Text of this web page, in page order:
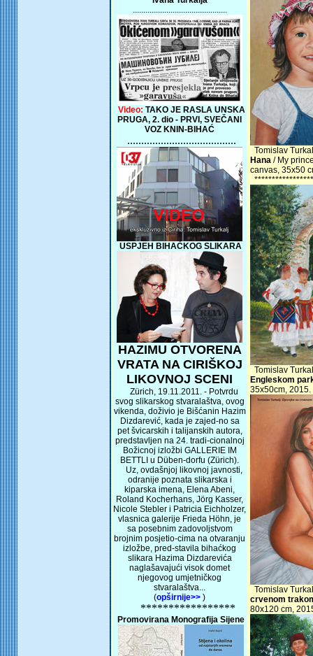
.............................................
Video: TAKO JE RASLA UNSKA
PRUGA, 2. dio - PRVI, SVEČANI
VOZ KNIN-BIHAĆ
.......................................
USPJEH BIHAĆKOG SLIKARA
HAZIMU OTVORENA
VRATA NA CIRIŠKOJ
LIKOVNOJ SCENI
Zürich, 19.11.2011. - Potvrdu
svog slikarskog stvaralaštva, ovog
vikenda, doživio je Bišćanin Hazim
Dizdarević, kada je zajed-no sa
pet švicarskih i talijanskih autora,
predstavljen na 24. tradi-cionalnoj
Božicnoj izložbi GALLERIE IM
BETTLI u Düben-dorfu (Zürich).
Uz, ovdašnjoj likovnoj javnosti,
odranije poznata slikarska i
kiparska imena, Elena Abeni,
Roland Kocherhans, Jörg Kasser,
Nicole Stebler i Patricia Eichholzer,
vlasnica galerije Frieda Höhn, je
sa posebnim zadovoljstvom
brojnim posjetio-cima na otvaranju
izložbe, pred-stavila bihaćkog
slikara Hazima Dizdarevića
naglašavajući visok domet
njegovog umjetničkog
stvaralaštva...
(opširnije>> )
*****************
Promovirana Monografija Sijene
Tomislav
Hana / My
canvas, 35x50
Tomislav
Engleskom
35x50cm, 2015.
Tomislav
crvenom
80x120 cm,